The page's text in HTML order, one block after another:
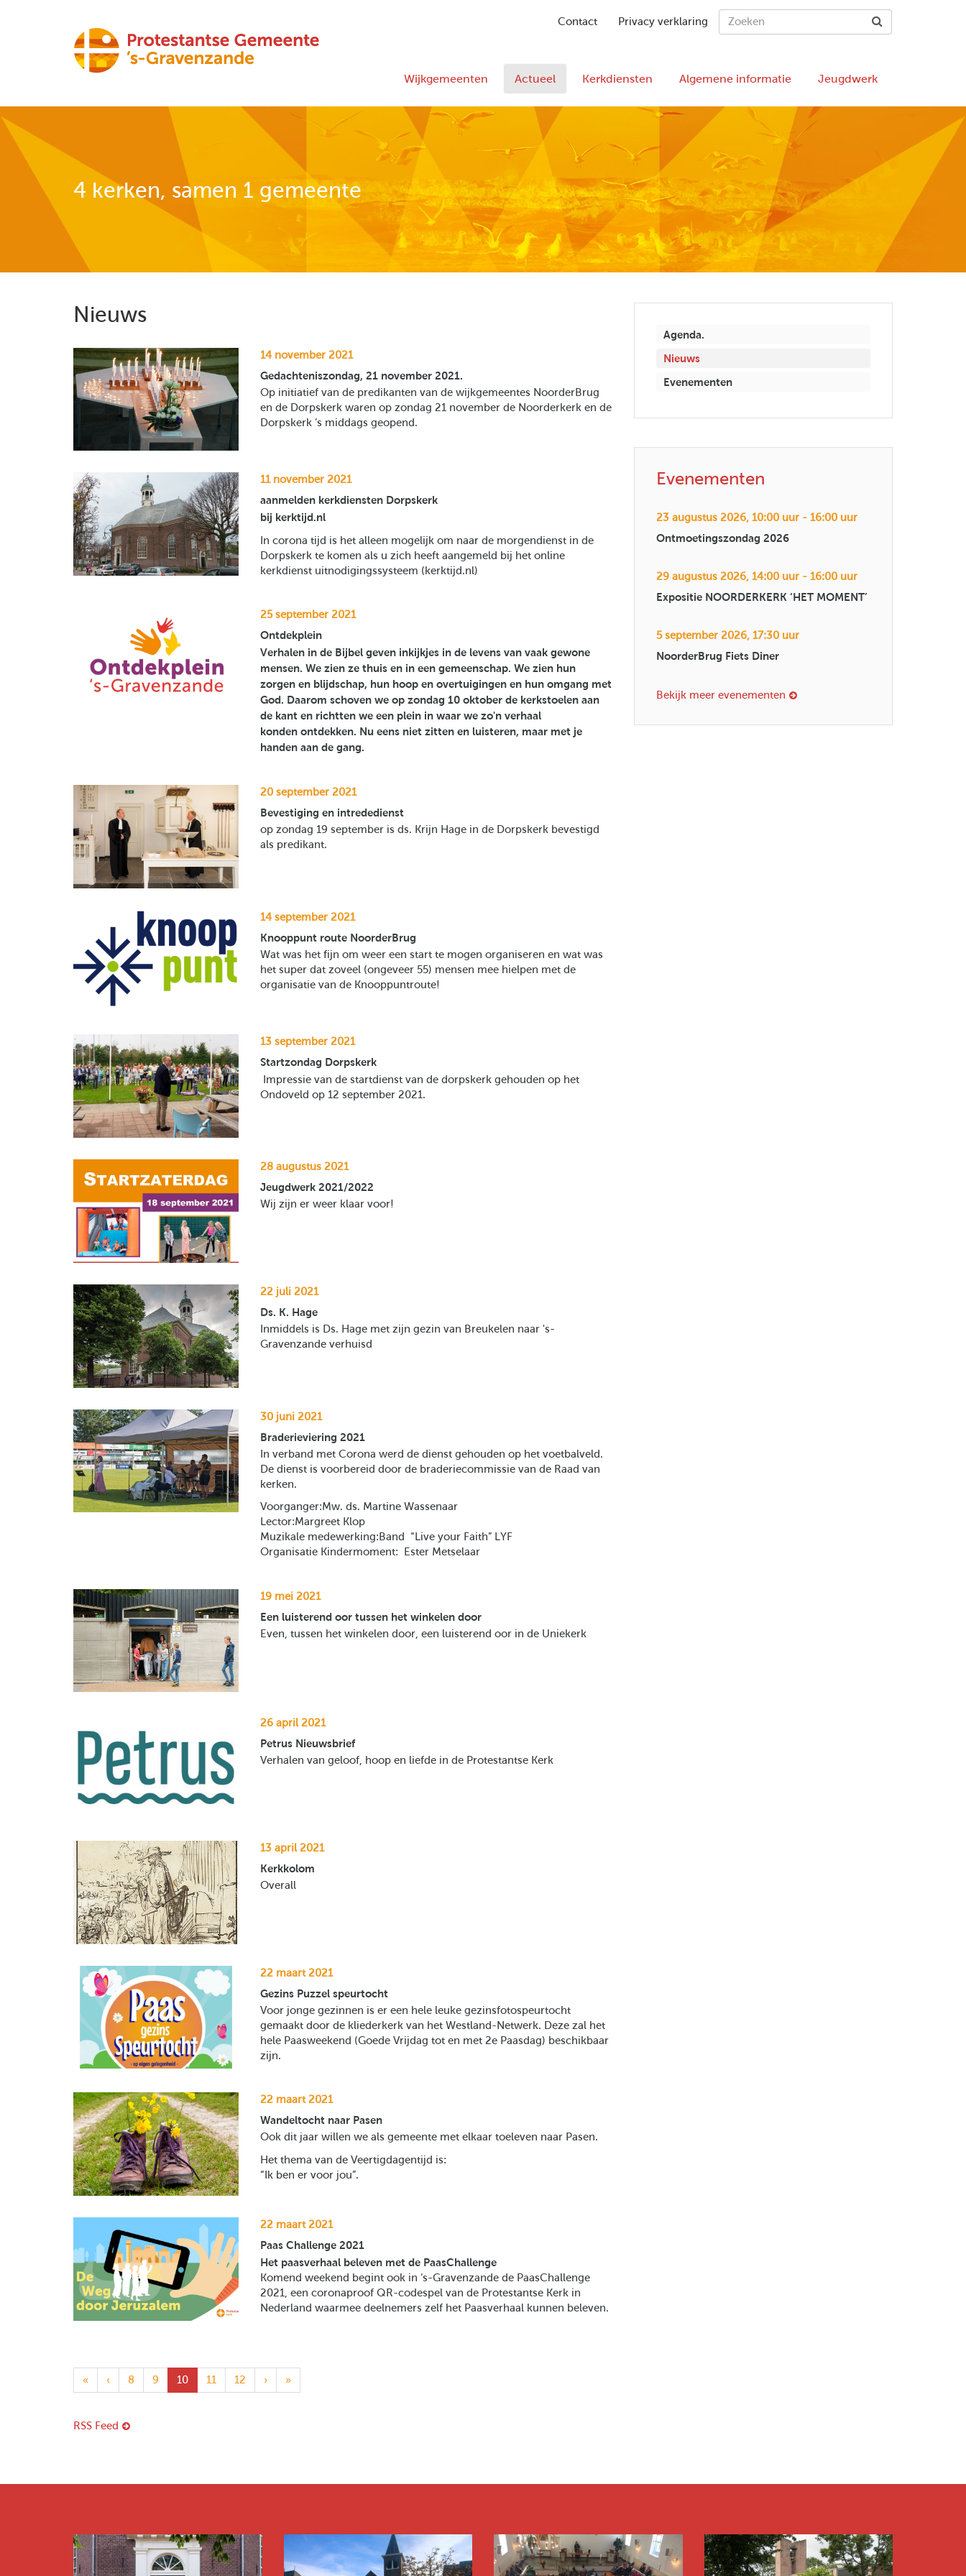
Contact Privacy verklaring
Wijkgemeenten Actueel Kerkdiensten Algemene informatie Jeugdwerk
4 kerken, samen 1 gemeente
Nieuws
14 november 2021
Gedachteniszondag, 21 november 2021.
Op initiatief van de predikanten van de wijkgemeentes NoorderBrug
en de Dorpskerk waren op zondag 21 november de Noorderkerk en de
Dorpskerk ’s middags geopend.
11 november 2021
aanmelden kerkdiensten Dorpskerk
bij kerktijd.nl
In corona tijd is het alleen mogelijk om naar de morgendienst in de
Dorpskerk te komen als u zich heeft aangemeld bij het online
kerkdienst uitnodigingssysteem (kerktijd.nl)
25 september 2021
Ontdekplein
Verhalen in de Bijbel geven inkijkjes in de levens van vaak gewone
mensen. We zien ze thuis en in een gemeenschap. We zien hun
zorgen en blijdschap, hun hoop en overtuigingen en hun omgang met
God. Daarom schoven we op zondag 10 oktober de kerkstoelen aan
de kant en richtten we een plein in waar we zo'n verhaal
konden ontdekken. Nu eens niet zitten en luisteren, maar met je
handen aan de gang.
20 september 2021
Bevestiging en intrededienst
op zondag 19 september is ds. Krijn Hage in de Dorpskerk bevestigd
als predikant.
14 september 2021
Knooppunt route NoorderBrug
Wat was het fijn om weer een start te mogen organiseren en wat was
het super dat zoveel (ongeveer 55) mensen mee hielpen met de
organisatie van de Knooppuntroute!
13 september 2021
Startzondag Dorpskerk
Impressie van de startdienst van de dorpskerk gehouden op het
Ondoveld op 12 september 2021.
28 augustus 2021
Jeugdwerk 2021/2022
Wij zijn er weer klaar voor!
22 juli 2021
Ds. K. Hage
Inmiddels is Ds. Hage met zijn gezin van Breukelen naar 's-
Gravenzande verhuisd
30 juni 2021
Braderieviering 2021
In verband met Corona werd de dienst gehouden op het voetbalveld.
De dienst is voorbereid door de braderiecommissie van de Raad van
kerken.
Voorganger:Mw. ds. Martine Wassenaar
Lector:Margreet Klop
Muzikale medewerking:Band “Live your Faith” LYF
Organisatie Kindermoment: Ester Metselaar
19 mei 2021
Een luisterend oor tussen het winkelen door
Even, tussen het winkelen door, een luisterend oor in de Uniekerk
26 april 2021
Petrus Nieuwsbrief
Verhalen van geloof, hoop en liefde in de Protestantse Kerk
13 april 2021
Kerkkolom
Overall
22 maart 2021
Gezins Puzzel speurtocht
Voor jonge gezinnen is er een hele leuke gezinsfotospeurtocht
gemaakt door de kliederkerk van het Westland-Netwerk. Deze zal het
hele Paasweekend (Goede Vrijdag tot en met 2e Paasdag) beschikbaar
zijn.
22 maart 2021
Wandeltocht naar Pasen
Ook dit jaar willen we als gemeente met elkaar toeleven naar Pasen.
Het thema van de Veertigdagentijd is:
“Ik ben er voor jou”.
22 maart 2021
Paas Challenge 2021
Het paasverhaal beleven met de PaasChallenge
Komend weekend begint ook in ‘s-Gravenzande de PaasChallenge
2021, een coronaproof QR-codespel van de Protestantse Kerk in
Nederland waarmee deelnemers zelf het Paasverhaal kunnen beleven.
« ‹ 8 9 10(current)
11 12 › »
RSS Feed
Agenda.
Nieuws
Evenementen
Evenementen
23 augustus 2026, 10:00 uur - 16:00 uur
Ontmoetingszondag 2026
29 augustus 2026, 14:00 uur - 16:00 uur
Expositie NOORDERKERK ‘HET MOMENT’
5 september 2026, 17:30 uur
NoorderBrug Fiets Diner
Bekijk meer evenementen